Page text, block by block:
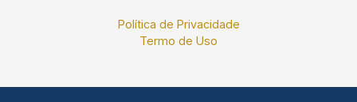
Política de Privacidade
Termo de Uso